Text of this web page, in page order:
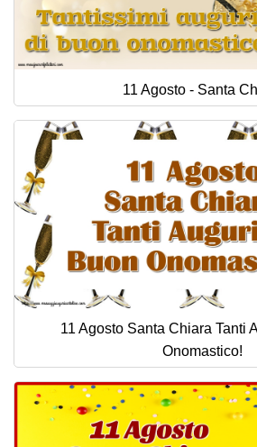
11 Agosto - Santa
11 Agosto Santa Chiara Tanti
Onomastico!